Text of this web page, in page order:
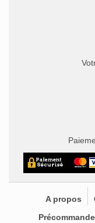
A propos